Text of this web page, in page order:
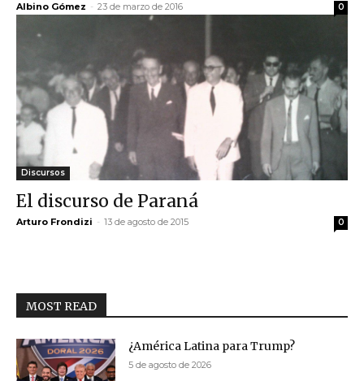
Albino Gómez - 23 de marzo de 2016 0
Discursos
El discurso de Paraná
Arturo Frondizi - 13 de agosto de 2015 0
MOST READ
¿América Latina para Trump?
5 de agosto de 2026